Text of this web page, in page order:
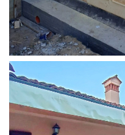
STRUTTURA